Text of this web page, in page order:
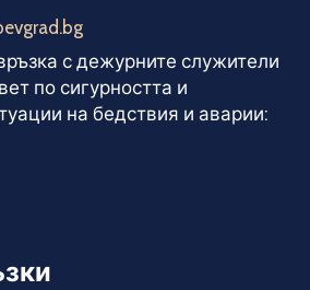
връзка
с дежурните служители
по сигурността и
на бедствия и аварии: